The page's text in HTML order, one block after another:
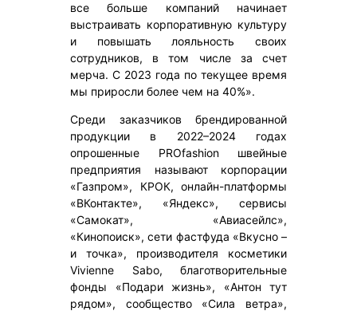
все больше компаний начинает
выстраивать корпоративную культуру
и повышать лояльность своих
сотрудников, в том числе за счет
мерча. С 2023 года по текущее время
мы приросли более чем на 40%».
Среди заказчиков брендированной
продукции в 2022–2024 годах
опрошенные PROfashion швейные
предприятия называют корпорации
«Газпром», КРОК, онлайн-платформы
«ВКонтакте», «Яндекс», сервисы
«Самокат», «Авиасейлс»,
«Кинопоиск», сети фастфуда «Вкусно –
и точка», производителя косметики
Vivienne Sabo, благотворительные
фонды «Подари жизнь», «Антон тут
рядом», сообщество «Сила ветра»,